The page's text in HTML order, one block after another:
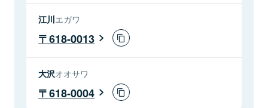
江川エガワ
618-0013
大沢オオサワ
618-0004